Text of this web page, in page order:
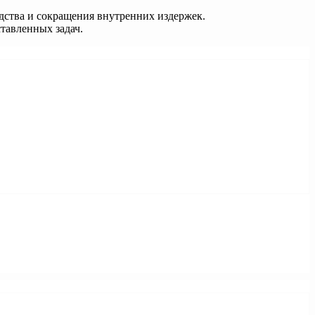
и сокращения внутренних издержек.
задач.